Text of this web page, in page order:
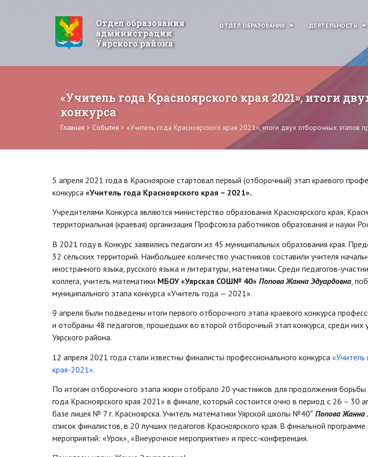
Отдел образования
администрации
Уярского района
ОТДЕЛ ОБРАЗОВАНИЯ ДЕЯТЕЛЬНОСТЬ
«Учитель года Красноярского края 2021», итоги
конкурса
Главная > События > «Учитель года Красноярского края 2021», итоги двух отборочных этапов
5 апреля 2021 года в Красноярске стартовал первый (отборочный) этап краевого
конкурса «Учитель года Красноярского края – 2021».
Учредителями Конкурса являются министерство образования Красноярского края,
территориальная (краевая) организация Профсоюза работников образования и науки
В 2021 году в Конкурс заявились педагоги из 45 муниципальных образования края.
32 сельских территорий. Наибольшее количество участников составили учителя
иностранного языка, русского языка и литературы, математики. Среди педагогов-
коллега, учитель математики МБОУ «Уярская СОШ№ 40» Попова Жанна Эдуардовна ,
муниципального этапа конкурса «Учитель года — 2021».
9 апреля были подведены итоги первого отборочного этапа краевого конкурса
и отобраны 48 педагогов, прошедших во второй отборочный этап конкурса, среди них
Уярского района.
12 апреля 2021 года стали известны финалисты профессионального конкурса «Учитель
края-2021».
По итогам отборочного этапа жюри отобрало 20 участников для продолжения борьбы
года Красноярского края 2021» в финале, который состоится очно в период с 26 – 30
базе лицея № 7 г. Красноярска. Учитель математики Уярской школы №40″ Попова Жанна
список финалистов, в 20 лучших педагогов Красноярского края. В финальной программе
мероприятий: «Урок», «Внеурочное мероприятие» и пресс-конференция.